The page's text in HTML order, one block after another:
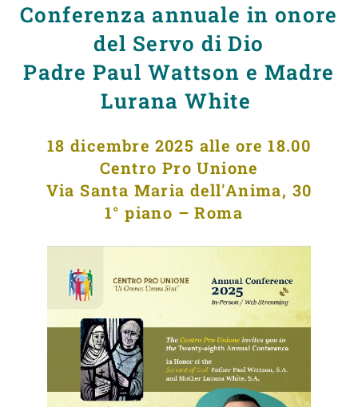
Conferenza annuale in onore
del Servo di Dio
Padre Paul Wattson e Madre
Lurana White
18 dicembre 2025 alle ore 18.00
Centro Pro Unione
Via Santa Maria dell'Anima, 30
1° piano – Roma